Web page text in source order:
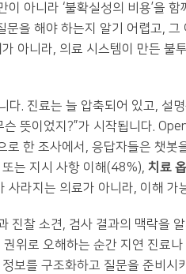
아니라 ‘불확실성의 비용’을
을 해야 하는지 알기 어렵고, 그
아니라, 의료 시스템이 만든 불
다. 진료는 늘 압축되어 있고, 설
뜻이었지?”가 시작됩니다.
한 조사에서, 응답자들은 챗봇
는 지시 사항 이해(48%), 치료
라지는 의료가 아니라, 이해 가
진찰 소견, 검사 결과의 맥락을
위로 오해하는 순간 지연 진료
보를 구조화하고 질문을 준비시